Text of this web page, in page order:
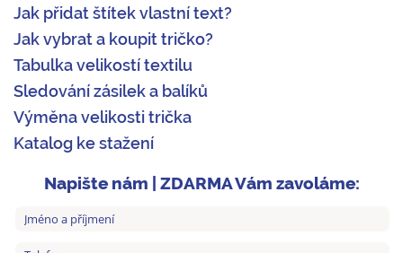
Jak přidat štítek vlastní text?
Jak vybrat a koupit tričko?
Tabulka velikostí textilu
Sledování zásilek a balíků
Výměna velikosti trička
Katalog ke stažení
Napište nám | ZDARMA Vám zavoláme: